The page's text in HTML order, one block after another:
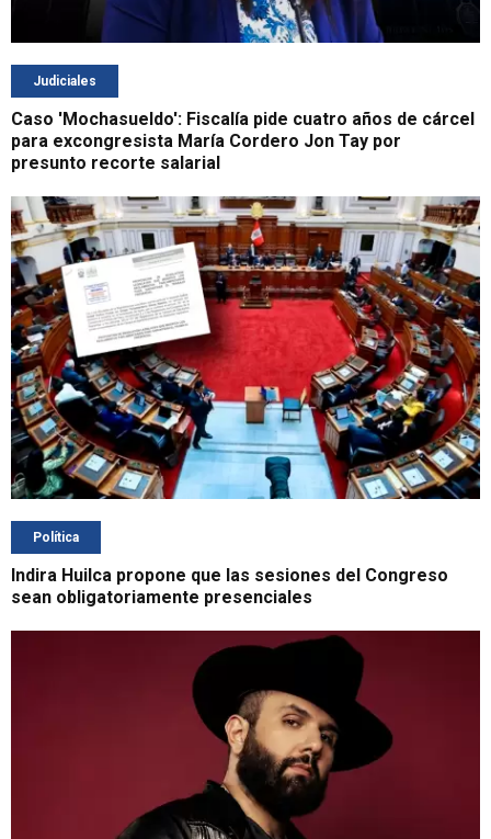
Judiciales
Caso 'Mochasueldo': Fiscalía pide cuatro años de cárcel
para excongresista María Cordero Jon Tay por
presunto recorte salarial
Política
Indira Huilca propone que las sesiones del Congreso
sean obligatoriamente presenciales